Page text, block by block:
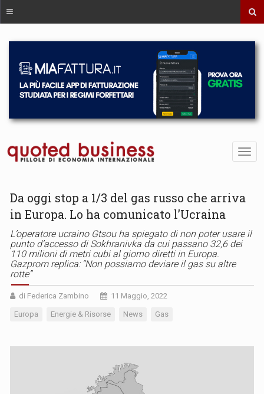
Da oggi stop a 1/3 del gas russo che arriva
in Europa. Lo ha comunicato l’Ucraina
L’operatore ucraino Gtsou ha spiegato di non poter usare il
punto d’accesso di Sokhranivka da cui passano 32,6 dei
110 milioni di metri cubi al giorno diretti in Europa.
Gazprom replica: “Non possiamo deviare il gas su altre
rotte”
di Federica Zambino 11 Maggio, 2022
Europa Energie & Risorse News Gas